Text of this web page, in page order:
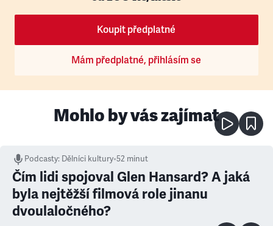
Koupit předplatné
Mám předplatné, přihlásím se
Mohlo by vás zajímat
Podcasty: Dělníci kultury•52 minut
Čím lidi spojoval Glen Hansard? A jaká
byla nejtěžší filmová role jinanu
dvoulaločného?